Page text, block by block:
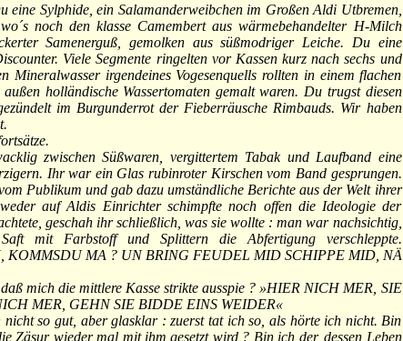
Sylphide, ein Salamanderweibchen im Großen Aldi Utbremen,
noch den klasse Camembert aus wärmebehandelter H-Milch
Samenerguß, gemolken aus süßmodriger Leiche. Du eine
Viele Segmente ringelten vor Kassen kurz nach sechs und
Mineralwasser irgendeines Vogesenquells rollten in einem flachen
holländische Wassertomaten gemalt waren. Du trugst diesen
im Burgunderrot der Fieberräusche Rimbauds. Wir haben
zwischen Süßwaren, vergittertem Tabak und Laufband eine
Ihr war ein Glas rubinroter Kirschen vom Band gesprungen.
Publikum und gab dazu umständliche Berichte aus der Welt ihrer
auf Aldis Einrichter schimpfte noch offen die Ideologie der
geschah ihr schließlich, was sie wollte : man war nachsichtig,
mit Farbstoff und Splittern die Abfertigung verschleppte.
KOMMSDU MA ? UN BRING FEUDEL MID SCHIPPE MID, NÄ
mich die mittlere Kasse strikte ausspie ? »HIER NICH MER, SIE
MER, GEHN SIE BIDDE EINS WEIDER«
so gut, aber glasklar : zuerst tat ich so, als hörte ich nicht. Bin
Zäsur wieder mal mit ihm gesetzt wird ? Bin ich der, dessen Leben